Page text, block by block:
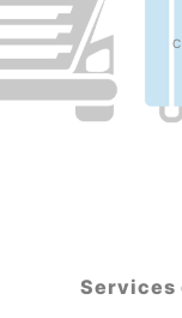
Services